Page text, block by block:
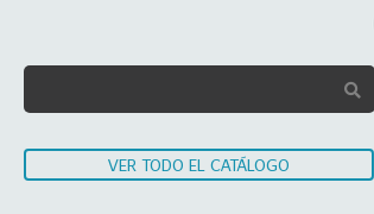
VER TODO EL CATÁLOGO